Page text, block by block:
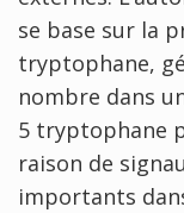
se base sur la
tryptophane,
nombre dans
5 tryptophane
raison de
importants